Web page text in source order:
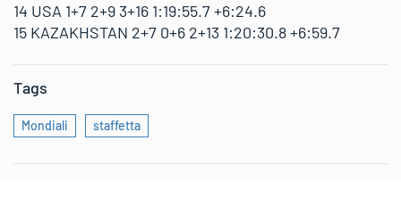
14 USA 1+7 2+9 3+16 1:19:55.7 +6:24.6
15 KAZAKHSTAN 2+7 0+6 2+13 1:20:30.8 +6:59.7
Tags
Mondiali staffetta